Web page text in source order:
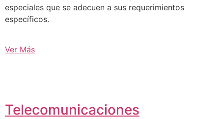
especiales que se adecuen a sus requerimientos
específicos.
Ver Más
Telecomunicaciones